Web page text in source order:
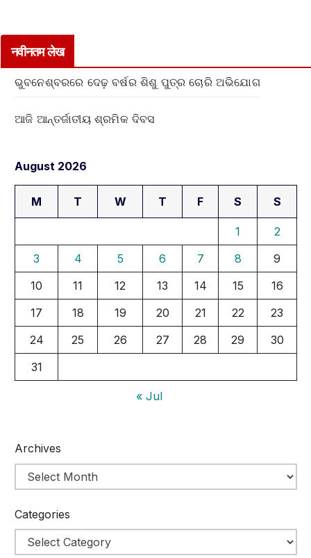
नवीनतम लेख
ଭୁବନେଶ୍ବରରେ ଦେଢ଼ ବର୍ଷର ଶିଶୁ ପୁତ୍ର ଚୋରି ଅଭିଯୋଗ
ଆଜି ଆନ୍ତର୍ଜାତୀୟ ଶ୍ରମିକ ଦିବସ
August 2026
M T W T F S S
1
2
3
4 5 6 7 8
9
10
11 12 13 14 15
16
17
18 19 20 21 22
23
24
25 26 27 28 29
30
31
« Jul
Archives
Categories